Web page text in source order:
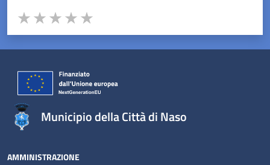
Valuta da 1 a 5 stelle la pagina
Valuta 5 stelle su 5
Valuta 4 stelle su 5
Valuta 3 stelle su 5
Valuta 2 stelle su 5
Valuta 1 stelle su 5
Municipio della Città di Naso
AMMINISTRAZIONE